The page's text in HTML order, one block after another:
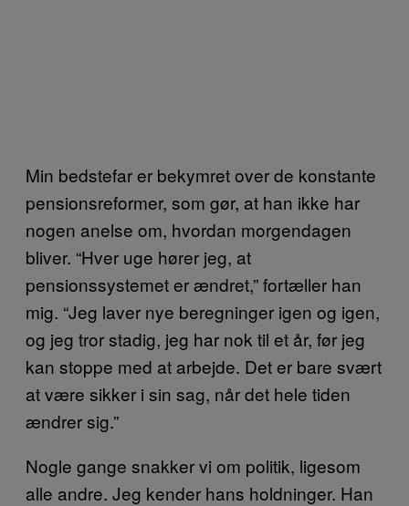
Min bedstefar er bekymret over de konstante
pensionsreformer, som gør, at han ikke har
nogen anelse om, hvordan morgendagen
bliver. “Hver uge hører jeg, at
pensionssystemet er ændret,” fortæller han
mig. “Jeg laver nye beregninger igen og igen,
og jeg tror stadig, jeg har nok til et år, før jeg
kan stoppe med at arbejde. Det er bare svært
at være sikker i sin sag, når det hele tiden
ændrer sig.”
Nogle gange snakker vi om politik, ligesom
alle andre. Jeg kender hans holdninger. Han